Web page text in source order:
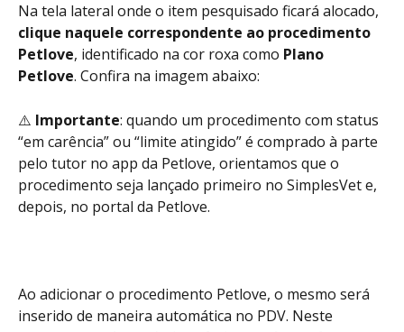
Na tela lateral onde o item pesquisado ficará alocado,
clique naquele correspondente ao procedimento
Petlove, identificado na cor roxa como Plano
Petlove. Confira na imagem abaixo:
⚠️ Importante: quando um procedimento com status
“em carência” ou “limite atingido” é comprado à parte
pelo tutor no app da Petlove, orientamos que o
procedimento seja lançado primeiro no SimplesVet e,
depois, no portal da Petlove.
Ao adicionar o procedimento Petlove, o mesmo será
inserido de maneira automática no PDV. Neste